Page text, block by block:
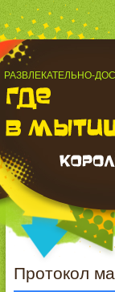
РАЗВЛЕКАТЕЛЬНО-
Протокол